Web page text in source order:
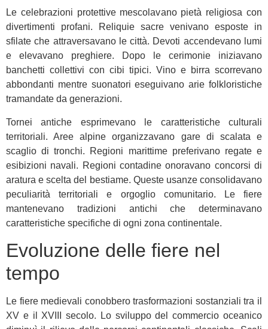
Le celebrazioni protettive mescolavano pietà religiosa con
divertimenti profani. Reliquie sacre venivano esposte in
sfilate che attraversavano le città. Devoti accendevano lumi
e elevavano preghiere. Dopo le cerimonie iniziavano
banchetti collettivi con cibi tipici. Vino e birra scorrevano
abbondanti mentre suonatori eseguivano arie folkloristiche
tramandate da generazioni.
Tornei antiche esprimevano le caratteristiche culturali
territoriali. Aree alpine organizzavano gare di scalata e
scaglio di tronchi. Regioni marittime preferivano regate e
esibizioni navali. Regioni contadine onoravano concorsi di
aratura e scelta del bestiame. Queste usanze consolidavano
peculiarità territoriali e orgoglio comunitario. Le fiere
mantenevano tradizioni antichi che determinavano
caratteristiche specifiche di ogni zona continentale.
Evoluzione delle fiere nel
tempo
Le fiere medievali conobbero trasformazioni sostanziali tra il
XV e il XVIII secolo. Lo sviluppo del commercio oceanico